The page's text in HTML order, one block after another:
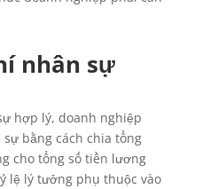
nhân sự
hợp lý, doanh nghiệp
bằng cách chia tổng
cho tổng số tiền lương
lệ lý tưởng phụ thuộc vào